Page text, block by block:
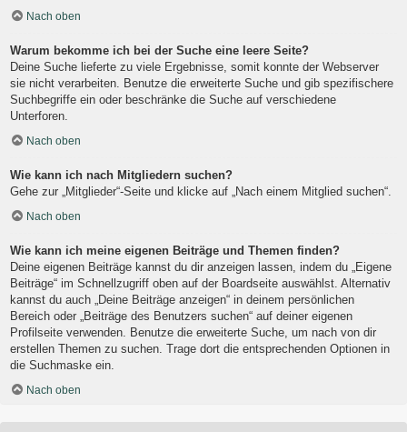
Nach oben
Warum bekomme ich bei der Suche eine leere Seite?
Deine Suche lieferte zu viele Ergebnisse, somit konnte der Webserver
sie nicht verarbeiten. Benutze die erweiterte Suche und gib spezifischere
Suchbegriffe ein oder beschränke die Suche auf verschiedene
Unterforen.
Nach oben
Wie kann ich nach Mitgliedern suchen?
Gehe zur „Mitglieder“-Seite und klicke auf „Nach einem Mitglied suchen“.
Nach oben
Wie kann ich meine eigenen Beiträge und Themen finden?
Deine eigenen Beiträge kannst du dir anzeigen lassen, indem du „Eigene
Beiträge“ im Schnellzugriff oben auf der Boardseite auswählst. Alternativ
kannst du auch „Deine Beiträge anzeigen“ in deinem persönlichen
Bereich oder „Beiträge des Benutzers suchen“ auf deiner eigenen
Profilseite verwenden. Benutze die erweiterte Suche, um nach von dir
erstellen Themen zu suchen. Trage dort die entsprechenden Optionen in
die Suchmaske ein.
Nach oben